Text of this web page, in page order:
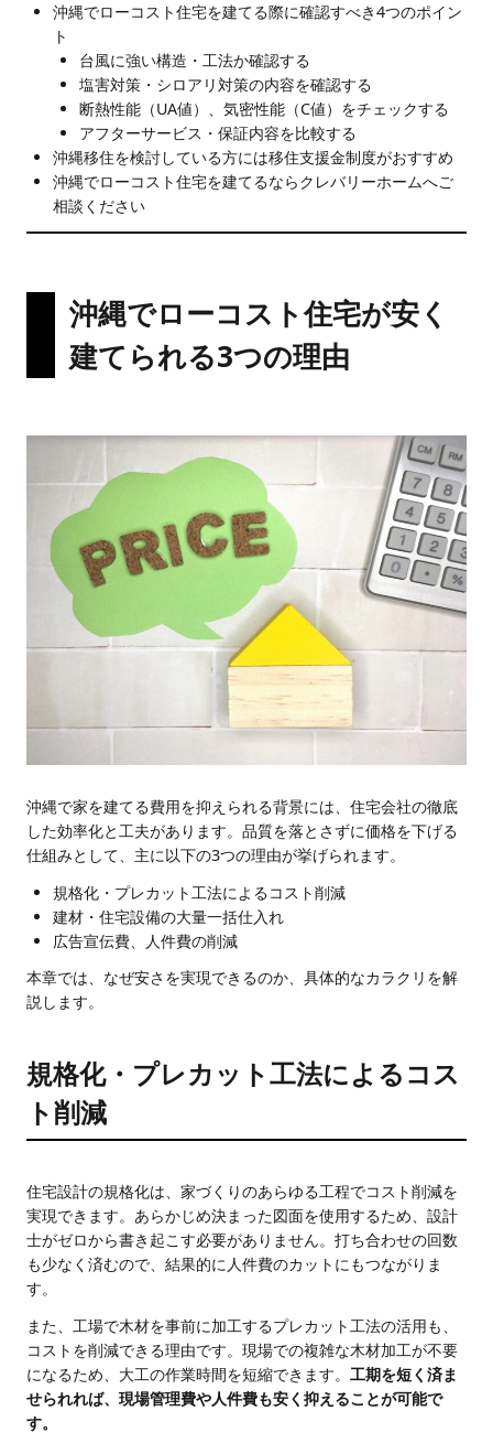
沖縄でローコスト住宅を建てる際に確認すべき4つのポイン
ト
台風に強い構造・工法か確認する
塩害対策・シロアリ対策の内容を確認する
断熱性能（UA値）、気密性能（C値）をチェックする
アフターサービス・保証内容を比較する
沖縄移住を検討している方には移住支援金制度がおすすめ
沖縄でローコスト住宅を建てるならクレバリーホームへご
相談ください
沖縄でローコスト住宅が安く
建てられる3つの理由
沖縄で家を建てる費用を抑えられる背景には、住宅会社の徹底
した効率化と工夫があります。品質を落とさずに価格を下げる
仕組みとして、主に以下の3つの理由が挙げられます。
規格化・プレカット工法によるコスト削減
建材・住宅設備の大量一括仕入れ
広告宣伝費、人件費の削減
本章では、なぜ安さを実現できるのか、具体的なカラクリを解
説します。
規格化・プレカット工法によるコス
ト削減
住宅設計の規格化は、家づくりのあらゆる工程でコスト削減を
実現できます。あらかじめ決まった図面を使用するため、設計
士がゼロから書き起こす必要がありません。打ち合わせの回数
も少なく済むので、結果的に人件費のカットにもつながりま
す。
また、工場で木材を事前に加工するプレカット工法の活用も、
コストを削減できる理由です。現場での複雑な木材加工が不要
になるため、大工の作業時間を短縮できます。 工期を短く済ま
せられれば、現場管理費や人件費も安く抑えることが可能で
す。